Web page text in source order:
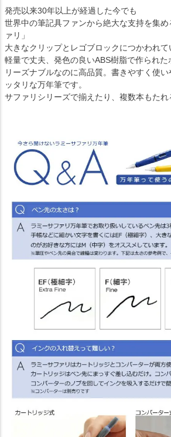
発売以来30年以上が経過した今でも
世界中の筆記具ファンから絶大な支持を集
ァリ」
大きなクリップとレゴブロックにつかわれて
軽量で丈夫、発色の良いABS樹脂で作られた
リーズナブルなのに高品質。書きやすく使
ッタリな万年筆です。
サファリシリーズで揃えたり、複数本もたれ